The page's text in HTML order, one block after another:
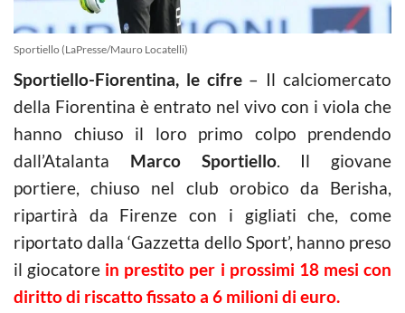
Sportiello (LaPresse/Mauro Locatelli)
Sportiello-Fiorentina, le cifre– Il calciomercato
della Fiorentina è entrato nel vivo con i viola che
hanno chiuso il loro primo colpo prendendo
dall’Atalanta Marco Sportiello. Il giovane
portiere, chiuso nel club orobico da Berisha,
ripartirà da Firenze con i gigliati che, come
riportato dalla ‘Gazzetta dello Sport’, hanno preso
il giocatore in prestito per i prossimi 18 mesi con
diritto di riscatto fissato a 6 milioni di euro.